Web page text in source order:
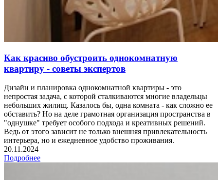
Как красиво обустроить однокомнатную
квартиру - советы экспертов
Дизайн и планировка однокомнатной квартиры - это
непростая задача, с которой сталкиваются многие владельцы
небольших жилищ. Казалось бы, одна комната - как сложно ее
обставить? Но на деле грамотная организация пространства в
"однушке" требует особого подхода и креативных решений.
Ведь от этого зависит не только внешняя привлекательность
интерьера, но и ежедневное удобство проживания.
20.11.2024
Подробнее